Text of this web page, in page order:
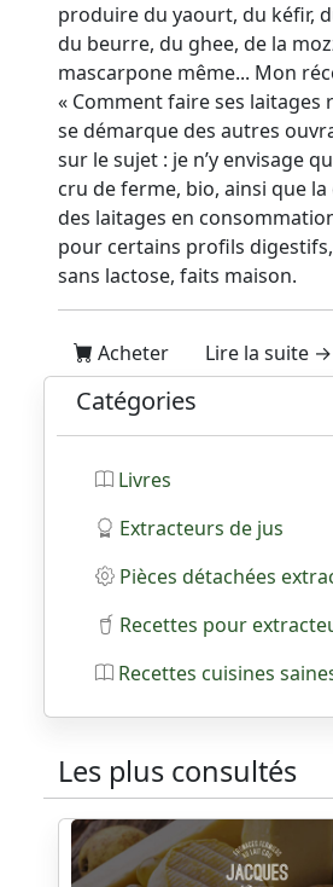
produire du yaourt, du kéfir,
du beurre, du ghee, de la
mascarpone même... Mon
« Comment faire ses laitages
se démarque des autres
sur le sujet : je n’y envisage
cru de ferme, bio, ainsi que
des laitages en
pour certains profils
sans lactose, faits maison.
Acheter Lire la suite →
Catégories
Livres
Extracteurs de jus
Pièces détachées
Recettes pour
Recettes cuisines
Les plus consultés